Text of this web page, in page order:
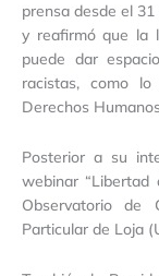
prensa desde el
y reafirmó que la
puede dar
racistas, como
Derechos
Posterior a su
webinar “Libertad
Observatorio de
Particular de Loja